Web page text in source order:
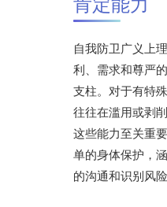
自我防卫广义上
利、需求和尊严
支柱。对于有特
往往在滥用或剥
这些能力至关重
单的身体保护，
的沟通和识别风险